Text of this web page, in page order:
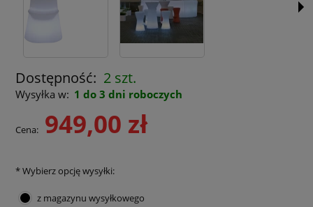
Dostępność: 2 szt.
Wysyłka w: 1 do 3 dni roboczych
Cena: 949,00 zł
*Wybierz opcję wysyłki:
z magazynu wysyłkowego